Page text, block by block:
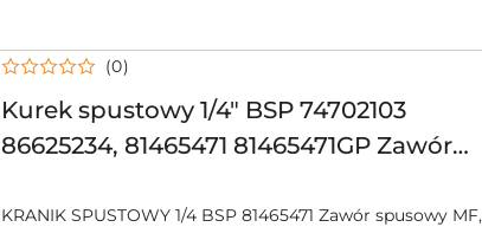
Kurek spustowy 1/4" BSP 74702103
86625234, 81465471 81465471GP Zawór
(0)
KRANIK SPUSTOWY 1/4 BSP 81465471 Zawór spusowy MF,